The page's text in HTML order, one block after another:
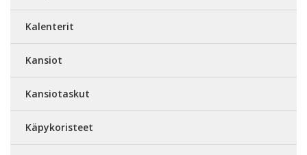
Kalenterit
Kansiot
Kansiotaskut
Käpykoristeet